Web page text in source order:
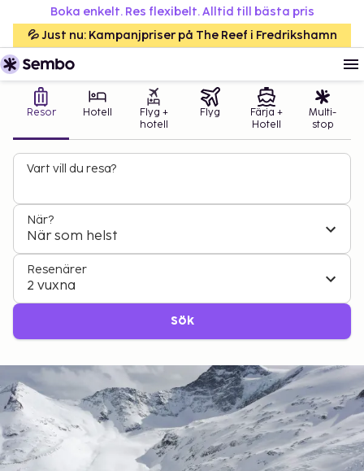
Boka enkelt. Res flexibelt. Alltid till bästa pris
💦 Just nu: Kampanjpriser på The Reef i Fredrikshamn
Resor Hotell
Flyg +
hotell
Flyg
Färja +
Hotell
Multi-
stop
Vart vill du resa?
När?
När som helst
Resenärer
2 vuxna
Sök